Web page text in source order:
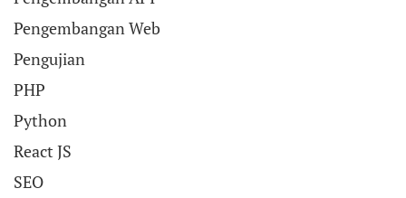
Pengembangan Web
Pengujian
PHP
Python
React JS
SEO